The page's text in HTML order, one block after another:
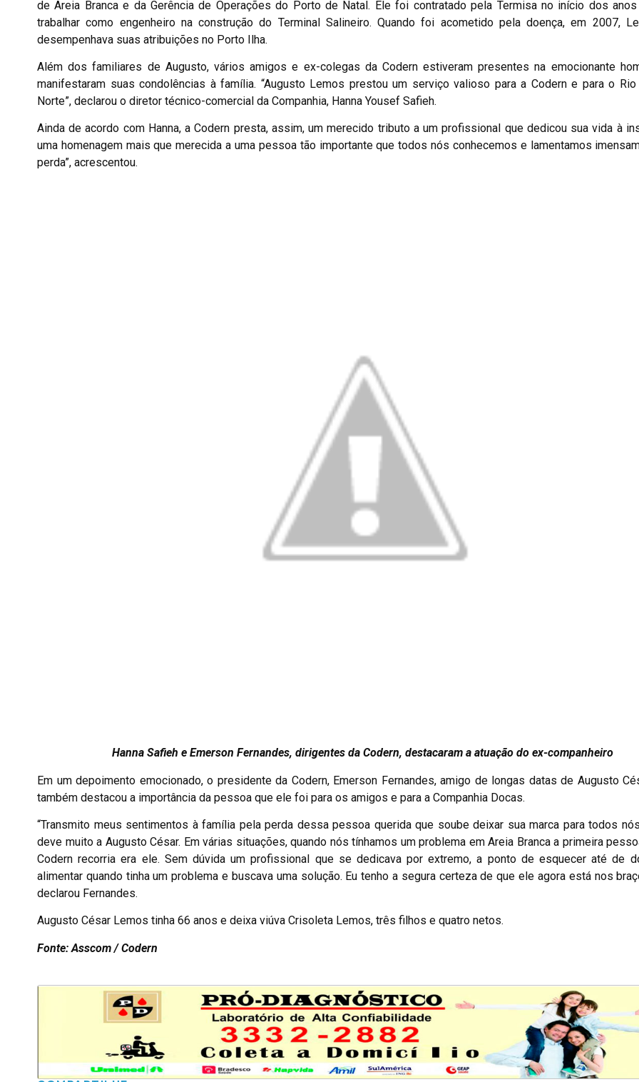
de Areia Branca e da Gerência de Operações do Porto de Natal. Ele foi contratado pela Termisa no início dos
trabalhar como engenheiro na construção do Terminal Salineiro. Quando foi acometido pela doença, em 2007,
desempenhava suas atribuições no Porto Ilha.
Além dos familiares de Augusto, vários amigos e ex-colegas da Codern estiveram presentes na emocionante
manifestaram suas condolências à família. “Augusto Lemos prestou um serviço valioso para a Codern e para o Rio
Norte”, declarou o diretor técnico-comercial da Companhia, Hanna Yousef Safieh.
Ainda de acordo com Hanna, a Codern presta, assim, um merecido tributo a um profissional que dedicou sua vida à
uma homenagem mais que merecida a uma pessoa tão importante que todos nós conhecemos e lamentamos
perda”, acrescentou.
Hanna Safieh e Emerson Fernandes, dirigentes da Codern, destacaram a atuação do ex-companheiro
Em um depoimento emocionado, o presidente da Codern, Emerson Fernandes, amigo de longas datas de Augusto
também destacou a importância da pessoa que ele foi para os amigos e para a Companhia Docas.
“Transmito meus sentimentos à família pela perda dessa pessoa querida que soube deixar sua marca para todos
deve muito a Augusto César. Em várias situações, quando nós tínhamos um problema em Areia Branca a primeira
Codern recorria era ele. Sem dúvida um profissional que se dedicava por extremo, a ponto de esquecer até de
alimentar quando tinha um problema e buscava uma solução. Eu tenho a segura certeza de que ele agora está nos
declarou Fernandes.
Augusto César Lemos tinha 66 anos e deixa viúva Crisoleta Lemos, três filhos e quatro netos.
Fonte: Asscom / Codern